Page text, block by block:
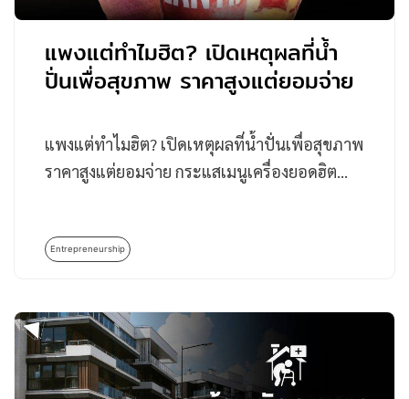
แพงแต่ทำไมฮิต? เปิดเหตุผลที่น้ำ
ปั่นเพื่อสุขภาพ ราคาสูงแต่ยอมจ่าย
แพงแต่ทำไมฮิต? เปิดเหตุผลที่น้ำปั่นเพื่อสุขภาพ
ราคาสูงแต่ยอมจ่าย กระแสเมนูเครื่องยอดฮิต…
Entrepreneurship